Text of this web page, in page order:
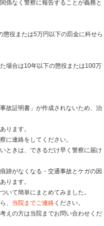
と違反行為？！警
の届け出」についてお
・人身事故問わずに必
められた運転手の義務
かった場合、次のよう